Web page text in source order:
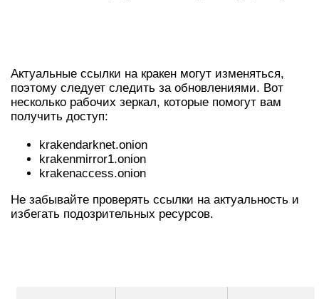
Актуальные ссылки на кракен могут изменяться,
поэтому следует следить за обновлениями. Вот
несколько рабочих зеркал, которые помогут вам
получить доступ:
krakendarknet.onion
krakenmirror1.onion
krakenaccess.onion
Не забывайте проверять ссылки на актуальность и
избегать подозрительных ресурсов.